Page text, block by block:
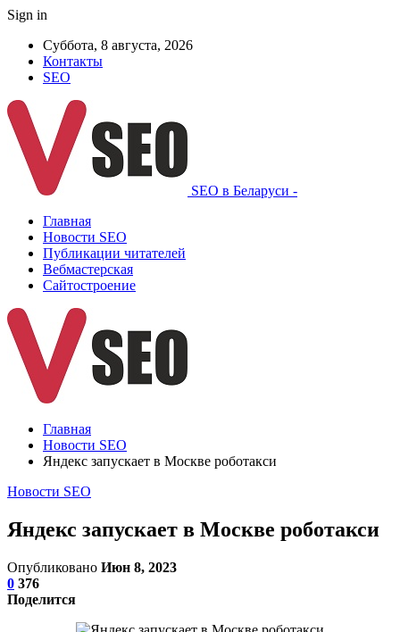
Sign in
Суббота, 8 августа, 2026
Контакты
SEO
SEO в Беларуси -
Главная
Новости SEO
Публикации читателей
Вебмастерская
Сайтостроение
Главная
Новости SEO
Яндекс запускает в Москве роботакси
Новости SEO
Яндекс запускает в Москве роботакси
Опубликовано Июн 8, 2023
0 376
Поделится